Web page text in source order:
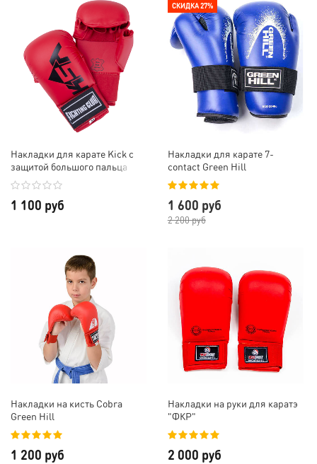
Накладки для карате Kick с
защитой большого пальца
1 100 руб
СКИДКА 27%
Накладки для карате 7-
contact Green Hill
1 600 руб
2 200 руб
Накладки на кисть Cobra
Green Hill
1 200 руб
Накладки на руки для каратэ
"ФКР"
2 000 руб